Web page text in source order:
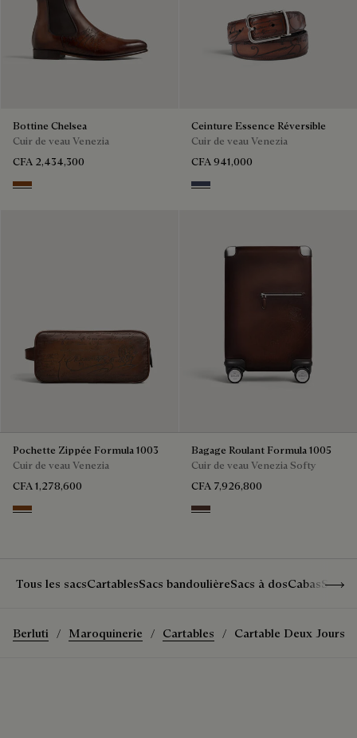
Bottine Chelsea
Cuir de veau Venezia
CFA 2,434,300
EBANO
Ceinture Essence Réversible
Cuir de veau Venezia
CFA 941,000
Nero & Tobacco Bis
Pochette Zippée Formula 1003
Cuir de veau Venezia
CFA 1,278,600
Cacao Intenso
Bagage Roulant Formula 1005
Cuir de veau Venezia Softy
CFA 7,926,800
Soft Brown
Tous les sacsCartablesSacs bandoulièreSacs à dosCabasSacs
Berluti Maroquinerie Cartables Cartable Deux Jours